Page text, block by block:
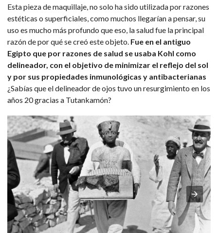
Esta pieza de maquillaje, no solo ha sido utilizada por razones
estéticas o superficiales, como muchos llegarían a pensar, su
uso es mucho más profundo que eso, la salud fue la principal
razón de por qué se creó este objeto. Fue en el antiguo
Egipto que por razones de salud se usaba Kohl como
delineador, con el objetivo de minimizar el reflejo del sol
y por sus propiedades inmunológicas y antibacterianas
¿Sabías que el delineador de ojos tuvo un resurgimiento en los
años 20 gracias a Tutankamón?